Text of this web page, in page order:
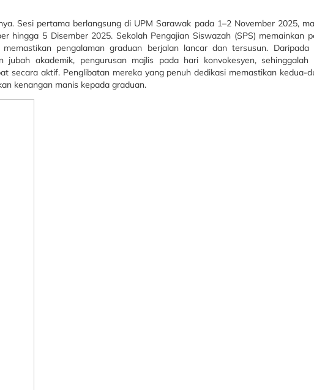
Sesi pertama berlangsung di UPM Sarawak pada 1–2 November 2025,
hingga 5 Disember 2025. Sekolah Pengajian Siswazah (SPS) memainkan
pengalaman graduan berjalan lancar dan tersusun. Daripada
jubah akademik, pengurusan majlis pada hari konvokesyen, sehinggalah
secara aktif. Penglibatan mereka yang penuh dedikasi memastikan kedua-
kenangan manis kepada graduan.